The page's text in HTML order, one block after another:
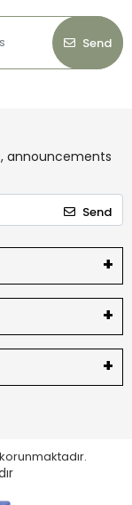
Send
announcements
Send